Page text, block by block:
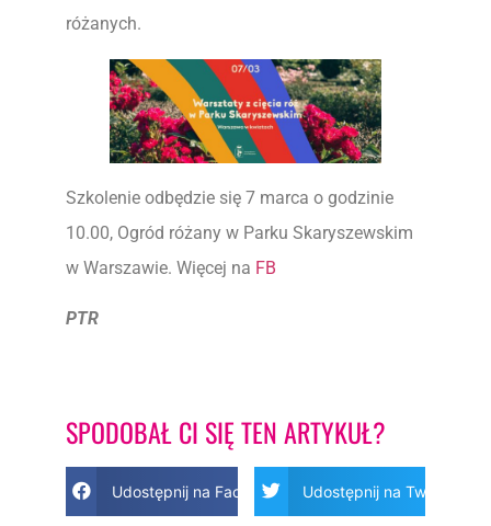
różanych.
Szkolenie odbędzie się 7 marca o godzinie
10.00, Ogród różany w Parku Skaryszewskim
w Warszawie. Więcej na FB
PTR
SPODOBAŁ CI SIĘ TEN ARTYKUŁ?
Udostępnij na Facebook Udostępnij na Twitter